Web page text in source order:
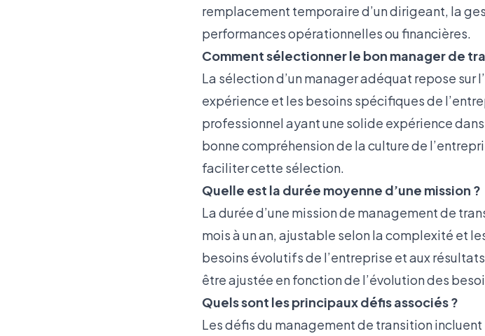
remplacement temporaire d’un dirigeant, la
performances opérationnelles ou financières.
Comment sélectionner le bon manager de
La sélection d’un manager adéquat repose
expérience et les besoins spécifiques de
professionnel ayant une solide expérience
bonne compréhension de la culture de
faciliter cette sélection.
Quelle est la durée moyenne d’une mission ?
La durée d’une mission de management de
mois à un an, ajustable selon la complexité et
besoins évolutifs de l’entreprise et aux
être ajustée en fonction de l’évolution des
Quels sont les principaux défis associés ?
Les défis du management de transition